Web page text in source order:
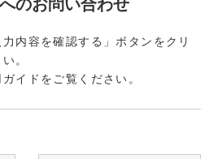
のお問い合わせ
内容を確認する」ボタンをクリ
。
イドをご覧ください。